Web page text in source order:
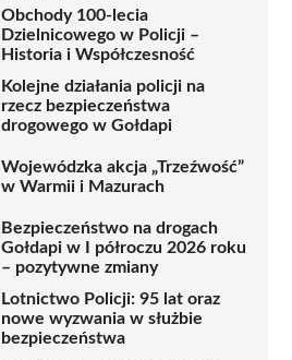
Obchody 100-lecia
Dzielnicowego w Policji –
Historia i Współczesność
Kolejne działania policji na
rzecz bezpieczeństwa
drogowego w Gołdapi
Wojewódzka akcja „Trzeźwość”
w Warmii i Mazurach
Bezpieczeństwo na drogach
Gołdapi w I półroczu 2026 roku
– pozytywne zmiany
Lotnictwo Policji: 95 lat oraz
nowe wyzwania w służbie
bezpieczeństwa